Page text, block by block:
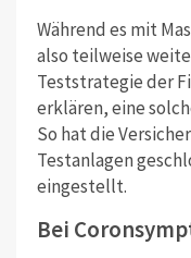
Während es mit
also teilweise
Teststrategie der
erklären, eine
So hat die
Testanlagen
eingestellt.
Bei